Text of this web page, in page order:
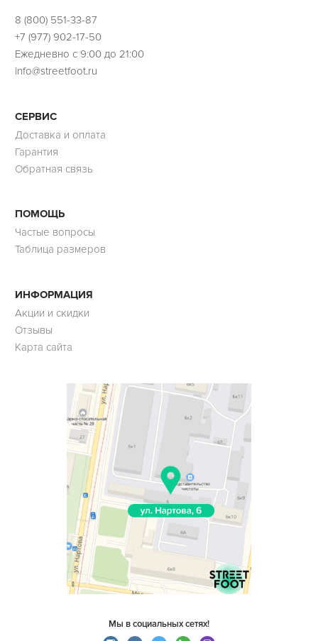
8 (800) 551-33-87
+7 (977) 902-17-50
Ежедневно с 9:00 до 21:00
info@streetfoot.ru
СЕРВИС
Доставка и оплата
Гарантия
Обратная связь
ПОМОЩЬ
Частые вопросы
Таблица размеров
ИНФОРМАЦИЯ
Акции и скидки
Отзывы
Карта сайта
Мы в социальных сетях!